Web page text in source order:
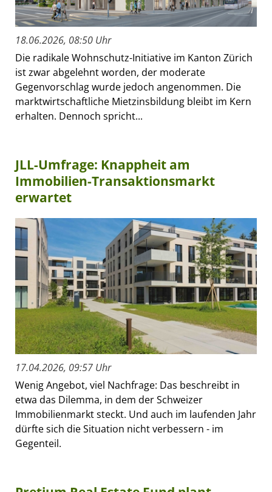
18.06.2026, 08:50 Uhr
Die radikale Wohnschutz-Initiative im Kanton Zürich
ist zwar abgelehnt worden, der moderate
Gegenvorschlag wurde jedoch angenommen. Die
marktwirtschaftliche Mietzinsbildung bleibt im Kern
erhalten. Dennoch spricht...
JLL-Umfrage: Knappheit am
Immobilien-Transaktionsmarkt
erwartet
17.04.2026, 09:57 Uhr
Wenig Angebot, viel Nachfrage: Das beschreibt in
etwa das Dilemma, in dem der Schweizer
Immobilienmarkt steckt. Und auch im laufenden Jahr
dürfte sich die Situation nicht verbessern - im
Gegenteil.